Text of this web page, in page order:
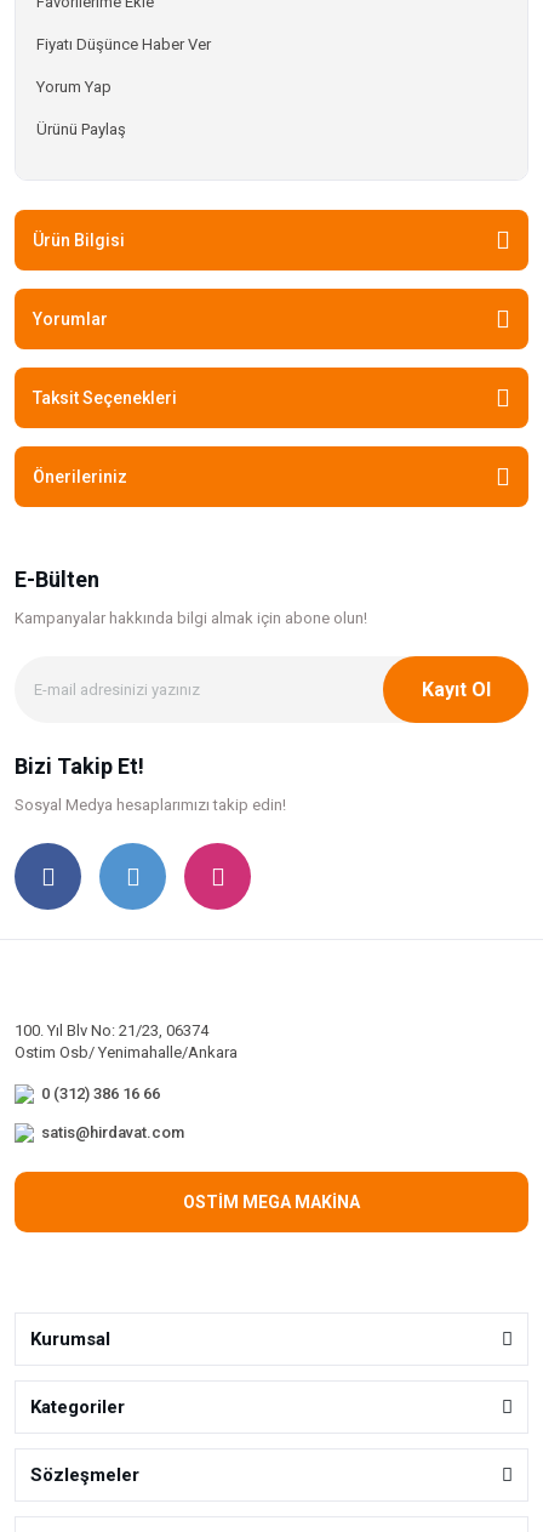
Fiyatı Düşünce Haber Ver
Yorum Yap
Ürünü Paylaş
Ürün Bilgisi
Yorumlar
Taksit Seçenekleri
Önerileriniz
E-Bülten
Kampanyalar hakkında bilgi almak için abone olun!
Kayıt Ol
Bizi Takip Et!
Sosyal Medya hesaplarımızı takip edin!
100. Yıl Blv No: 21/23, 06374
Ostim Osb/ Yenimahalle/Ankara
0 (312) 386 16 66
satis@hirdavat.com
OSTİM MEGA MAKİNA
Kurumsal
Kategoriler
Sözleşmeler